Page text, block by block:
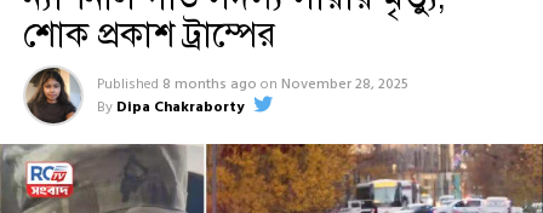
শোক প্রকাশ ট্রাম্পের
Published 8 months ago on November 28, 2025
By Dipa Chakraborty